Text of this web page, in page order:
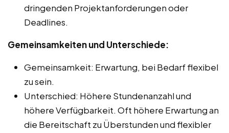
dringenden Projektanforderungen oder
Deadlines.
Gemeinsamkeiten und Unterschiede:
Gemeinsamkeit: Erwartung, bei Bedarf flexibel
zu sein.
Unterschied: Höhere Stundenanzahl und
höhere Verfügbarkeit. Oft höhere Erwartung an
die Bereitschaft zu Überstunden und flexibler